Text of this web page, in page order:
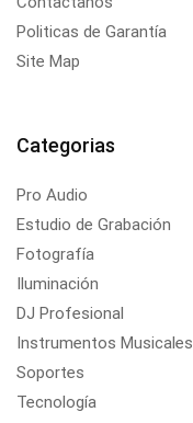
Politicas de Garantía
Site Map
Categorias
Pro Audio
Estudio de Grabación
Fotografía
Iluminación
DJ Profesional
Instrumentos Musicales
Soportes
Tecnología